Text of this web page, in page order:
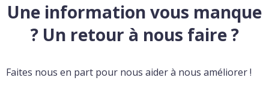
Une information vous manque
? Un retour à nous faire ?
Faites nous en part pour nous aider à nous améliorer !